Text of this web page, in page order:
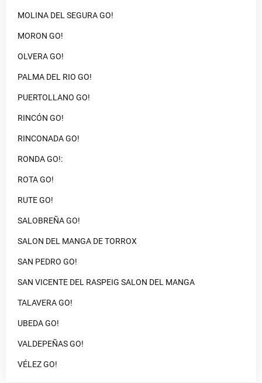
MOLINA DEL SEGURA GO!
MORON GO!
OLVERA GO!
PALMA DEL RIO GO!
PUERTOLLANO GO!
RINCÓN GO!
RINCONADA GO!
RONDA GO!:
ROTA GO!
RUTE GO!
SALOBREÑA GO!
SALON DEL MANGA DE TORROX
SAN PEDRO GO!
SAN VICENTE DEL RASPEIG SALON DEL MANGA
TALAVERA GO!
UBEDA GO!
VALDEPEÑAS GO!
VÉLEZ GO!